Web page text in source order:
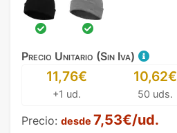
Precio Unitario (Sin Iva)
11,76€
+1 ud.
10,62€
50 uds.
Precio: desde 7,53€/ud.